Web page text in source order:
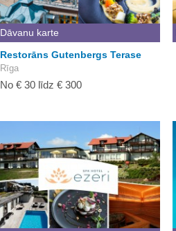
Dāvanu karte
Restorāns Gutenbergs Terase
Rīga
No € 30 līdz € 300